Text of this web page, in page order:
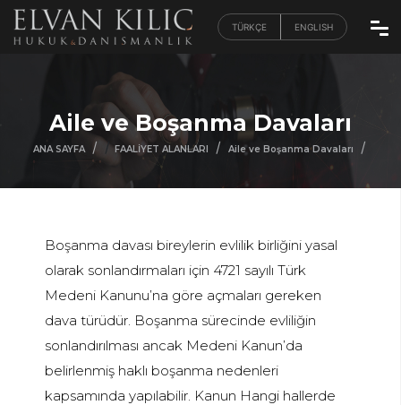
TÜRKÇE ENGLISH
Aile ve Boşanma Davaları
ANA SAYFA / / FAALİYET ALANLARI / Aile ve Boşanma Davaları /
Boşanma davası bireylerin evlilik birliğini yasal
olarak sonlandırmaları için 4721 sayılı Türk
Medeni Kanunu’na göre açmaları gereken
dava türüdür. Boşanma sürecinde evliliğin
sonlandırılması ancak Medeni Kanun’da
belirlenmiş haklı boşanma nedenleri
kapsamında yapılabilir. Kanun Hangi hallerde